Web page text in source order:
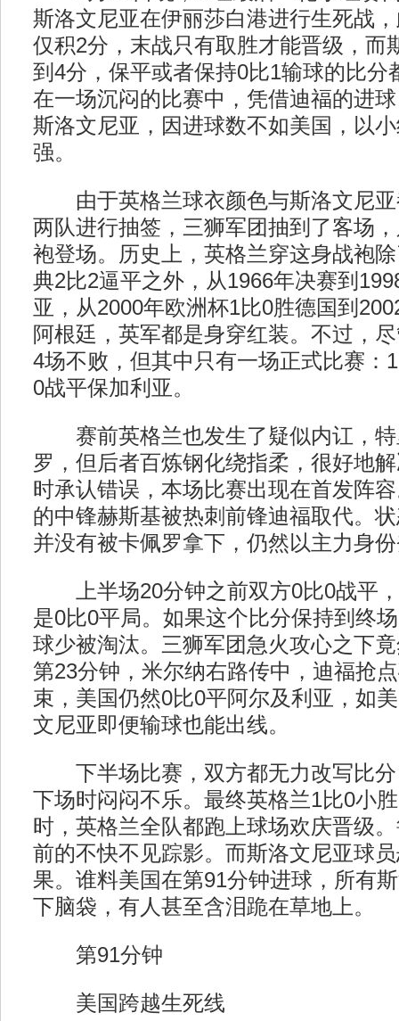
斯洛文尼亚在伊丽莎白港进行生死战
仅积2分，末战只有取胜才能晋级，而
到4分，保平或者保持0比1输球的比分
在一场沉闷的比赛中，凭借迪福的进
斯洛文尼亚，因进球数不如美国，以
强。
由于英格兰球衣颜色与斯洛文尼亚
两队进行抽签，三狮军团抽到了客场
袍登场。历史上，英格兰穿这身战袍
典2比2逼平之外，从1966年决赛到
亚，从2000年欧洲杯1比0胜德国到
阿根廷，英军都是身穿红装。不过，
4场不败，但其中只有一场正式比赛：
0战平保加利亚。
赛前英格兰也发生了疑似内讧，特
罗，但后者百炼钢化绕指柔，很好地
时承认错误，本场比赛出现在首发阵
的中锋赫斯基被热刺前锋迪福取代。
并没有被卡佩罗拿下，仍然以主力身
上半场20分钟之前双方0比0战平，
是0比0平局。如果这个比分保持到终
球少被淘汰。三狮军团急火攻心之下
第23分钟，米尔纳右路传中，迪福抢
束，美国仍然0比0平阿尔及利亚，如
文尼亚即便输球也能出线。
下半场比赛，双方都无力改写比分
下场时闷闷不乐。最终英格兰1比0小
时，英格兰全队都跑上球场欢庆晋级
前的不快不见踪影。而斯洛文尼亚球
果。谁料美国在第91分钟进球，所有
下脑袋，有人甚至含泪跪在草地上。
第91分钟
美国跨越生死线